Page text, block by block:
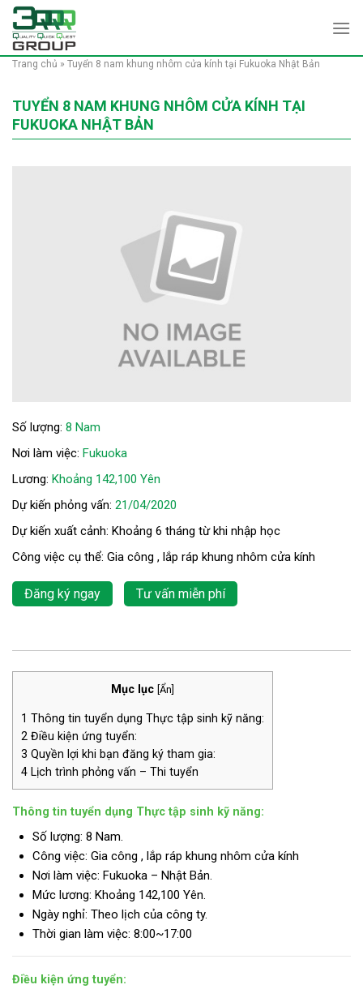
Skip
content
Trang chủ » Tuyển 8 nam khung nhôm cửa kính tại Fukuoka Nhật Bản
TUYỂN 8 NAM KHUNG NHÔM CỬA KÍNH TẠI
FUKUOKA NHẬT BẢN
Số lượng: 8 Nam
Nơi làm việc: Fukuoka
Lương: Khoảng 142,100 Yên
Dự kiến phỏng vấn: 21/04/2020
Dự kiến xuất cảnh: Khoảng 6 tháng từ khi nhập học
Công việc cụ thể: Gia công , lắp ráp khung nhôm cửa kính
Đăng ký ngay Tư vấn miễn phí
Mục lục [Ẩn]
1 Thông tin tuyển dụng Thực tập sinh kỹ năng:
2 Điều kiện ứng tuyển:
3 Quyền lợi khi bạn đăng ký tham gia:
4 Lịch trình phỏng vấn – Thi tuyển
Thông tin tuyển dụng Thực tập sinh kỹ năng:
Số lượng: 8 Nam.
Công việc: Gia công , lắp ráp khung nhôm cửa kính
Nơi làm việc: Fukuoka – Nhật Bản.
Mức lương: Khoảng 142,100 Yên.
Ngày nghỉ: Theo lịch của công ty.
Thời gian làm việc: 8:00~17:00
Điều kiện ứng tuyển: